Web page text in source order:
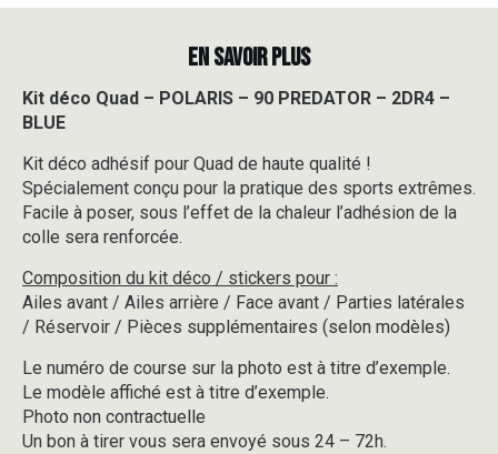
Quad
90
PREDATOR
2DR4
-
BLUE
EN SAVOIR PLUS
Kit déco Quad – POLARIS – 90 PREDATOR – 2DR4 –
BLUE
Kit déco adhésif pour Quad de haute qualité !
Spécialement conçu pour la pratique des sports extrêmes.
Facile à poser, sous l’effet de la chaleur l’adhésion de la
colle sera renforcée.
Composition du kit déco / stickers pour :
Ailes avant / Ailes arrière / Face avant / Parties latérales
/ Réservoir / Pièces supplémentaires (selon modèles)
Le numéro de course sur la photo est à titre d’exemple.
Le modèle affiché est à titre d’exemple.
Photo non contractuelle
Un bon à tirer vous sera envoyé sous 24 – 72h.